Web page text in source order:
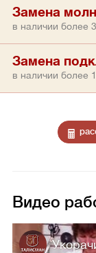
Замена
в наличии более
Замена
в наличии более
Видео